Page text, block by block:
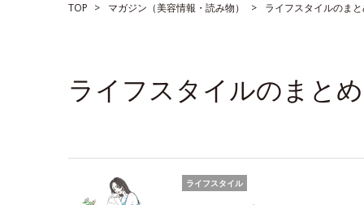
TOP マガジン（美容情報・読み物） ライフスタイルのま
ライフスタイルのまとめ
ライフスタイル